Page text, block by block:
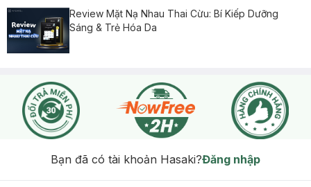
Review Mặt Nạ Nhau Thai Cừu: Bí Kiếp Dưỡng
Sáng & Trẻ Hóa Da
Bạn đã có tài khoản Hasaki?Đăng nhập